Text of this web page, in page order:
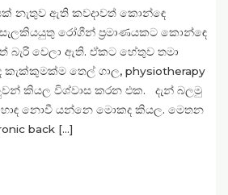
නැතුව ඇති කවදාවත් කොන්ඳෙ
සැලකියයුතු රෝගීන් ප්‍රමාණයකට කොන්ඳෙ
වෙලා ඇති. ඒකට හේතුව තමා
තෙල් ගාල, physiotherapy
කියල විශ්වාස කරන එක. දැන් බලමු
නොවී යන්නෙ මොකද කියල. මෙතන
back […]